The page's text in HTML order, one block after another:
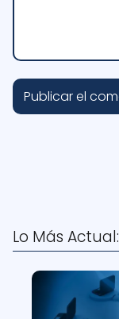
Lo Más Actual: